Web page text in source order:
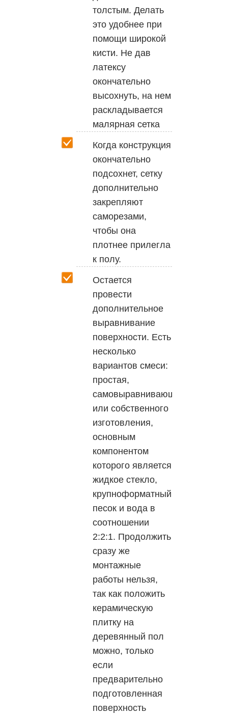
толстым. Делать
это удобнее при
помощи широкой
кисти. Не дав
латексу
окончательно
высохнуть, на нем
раскладывается
малярная сетка
Когда конструкция
окончательно
подсохнет, сетку
дополнительно
закрепляют
саморезами,
чтобы она
плотнее прилегла
к полу.
Остается
провести
дополнительное
выравнивание
поверхности. Есть
несколько
вариантов смеси:
простая,
самовыравнивающаяся
или собственного
изготовления,
основным
компонентом
которого является
жидкое стекло,
крупноформатный
песок и вода в
соотношении
2:2:1. Продолжить
сразу же
монтажные
работы нельзя,
так как положить
керамическую
плитку на
деревянный пол
можно, только
если
предварительно
подготовленная
поверхность